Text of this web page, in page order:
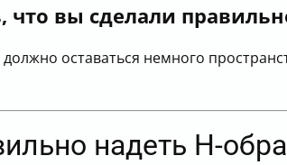
что вы сделали
оставаться немного
надеть Н-